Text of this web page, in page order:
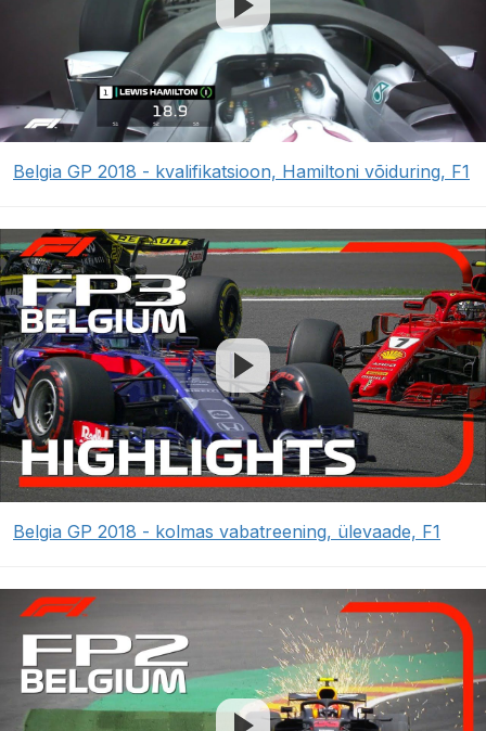
Belgia GP 2018 - kvalifikatsioon, Hamiltoni võiduring, F1
Belgia GP 2018 - kolmas vabatreening, ülevaade, F1